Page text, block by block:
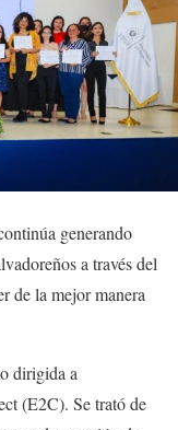
generando
a través del
de la mejor manera
dirigida a
(E2C). Se trató de